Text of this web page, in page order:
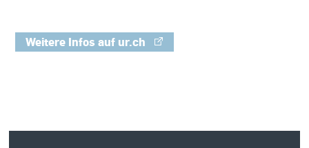
Weitere Infos auf ur.ch